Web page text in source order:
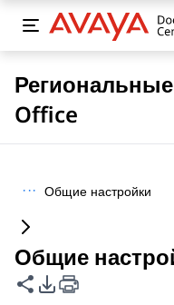
Office
··· Общие настройки
Общие
Поделиться этой
Параметры